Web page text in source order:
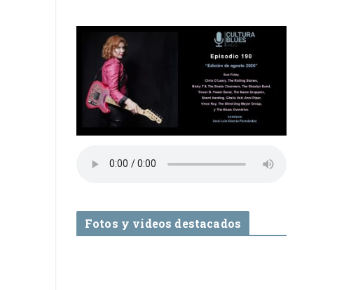
Fotos y videos destacados